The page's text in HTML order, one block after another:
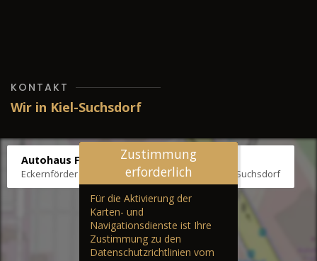
KONTAKT
Wir in Kiel-Suchsdorf
Autohaus Fräter
Eckernförder Str. /Klausbrooker Weg 1, 24107 Kiel-Suchsdorf
Zustimmung
erforderlich
Für die Aktivierung der
Karten- und
Navigationsdienste ist Ihre
Zustimmung zu den
Datenschutzrichtlinien vom